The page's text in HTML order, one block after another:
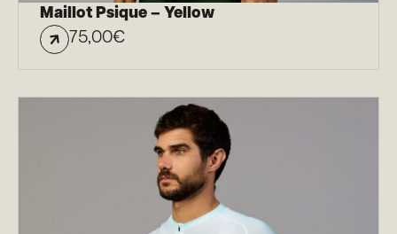
Maillot Psique – Yellow
75,00€